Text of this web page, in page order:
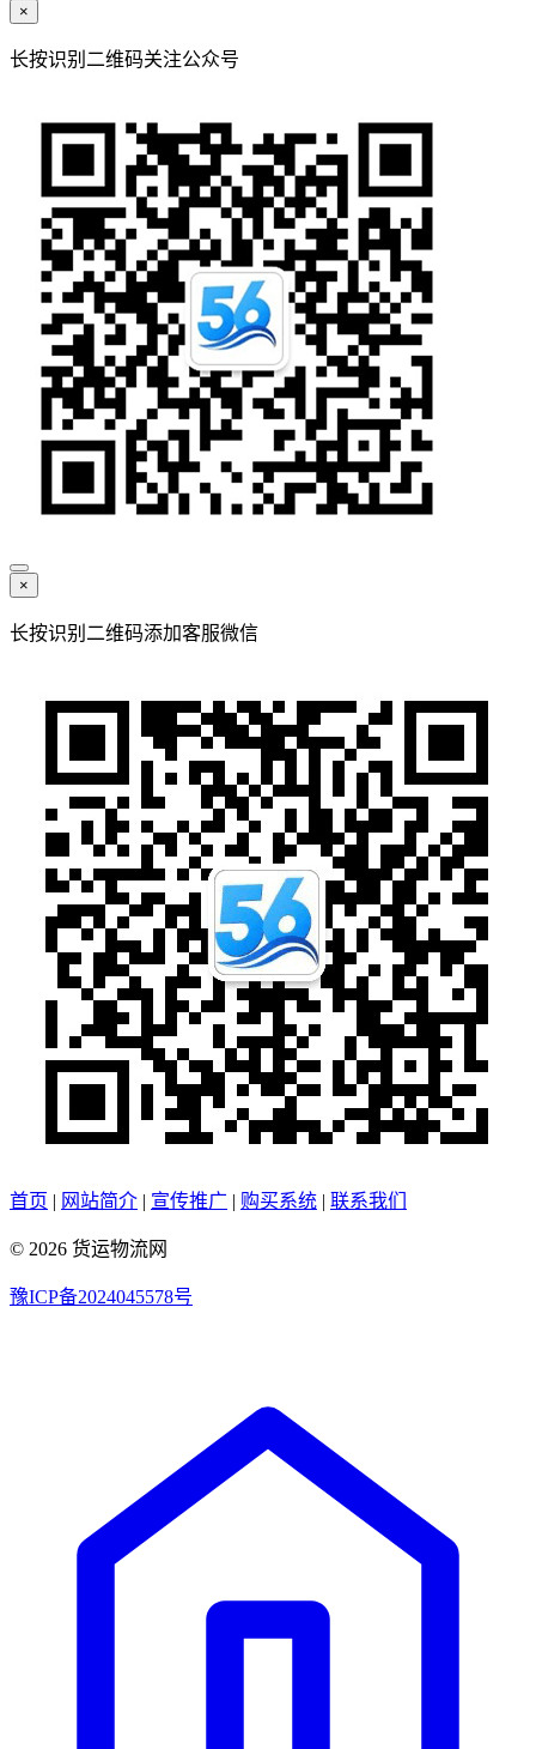
×
长按识别二维码关注公众号
×
长按识别二维码添加客服微信
首页 | 网站简介 | 宣传推广 | 购买系统 | 联系我们
© 2026 货运物流网
豫ICP备2024045578号